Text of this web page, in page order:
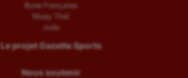
Boxe Française
Muay Thaï
Judo
Le projet Gazette Sports
Nous soutenir